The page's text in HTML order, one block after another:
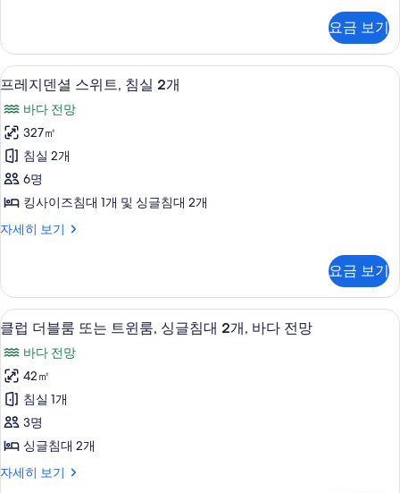
1
개,
바
다
전
망
사
진
모
기
사
이
즈
대
개,
바
다
전
망
자
기
요금 보기
프
지
덴
셜
스
트,
실
2
개
사
진
모
두
보
기
프레지덴셜 스위트, 침실 2개 | 고급
14
프레지덴셜 스위트, 침실 2개
바다 전망
327㎡
침실 2개
6명
킹사이즈침대 1개 및 싱글침대 2개
자세히 보기
프
셜
스
위
침
실
2
개
자
세
히
보
요금 보기
클
더
블
룸
또
트
9
클럽 더블룸 또는 트윈룸, 싱글침대 2개, 바다 전망
바다 전망
42㎡
침실 1개
3명
싱글침대 2개
자세히 보기
클